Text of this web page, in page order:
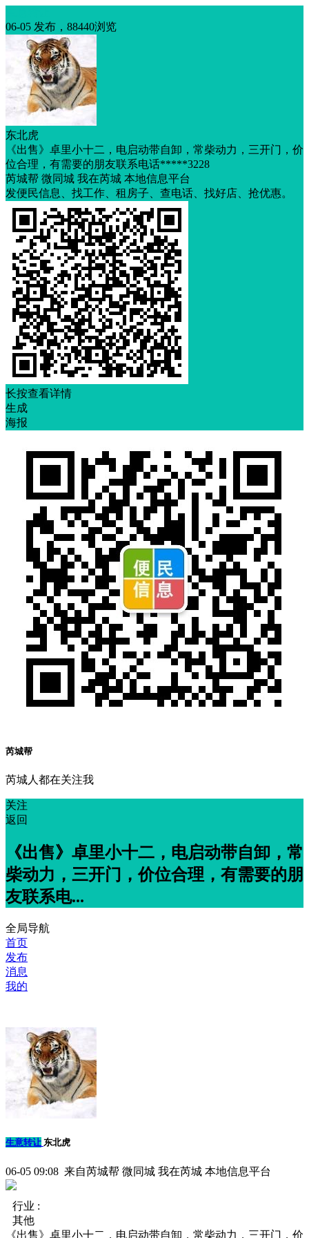
06-05 发布，88440浏览
东北虎
《出售》卓里小十二，电启动带自卸，常柴动力，三开门，价
位合理，有需要的朋友联系电话*****3228
芮城帮 微同城 我在芮城 本地信息平台
发便民信息、找工作、租房子、查电话、找好店、抢优惠。
长按查看详情
生成
海报
芮城帮
芮城人都在关注我
关注
返回
《出售》卓里小十二，电启动带自卸，常
柴动力，三开门，价位合理，有需要的朋
友联系电...
全局导航
首页
发布
消息
我的
生意转让 东北虎
06-05 09:08 来自芮城帮 微同城 我在芮城 本地信息平台
行业 :
其他
《出售》卓里小十二，电启动带自卸，常柴动力，三开门，价